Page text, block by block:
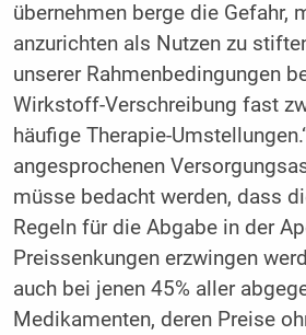
übernehmen berge die Gefahr,
anzurichten als Nutzen zu
unserer Rahmenbedingungen
Wirkstoff-Verschreibung fast
häufige Therapie-
angesprochenen
müsse bedacht werden, dass
Regeln für die Abgabe in der
Preissenkungen erzwingen
auch bei jenen 45% aller
Medikamenten, deren Preise